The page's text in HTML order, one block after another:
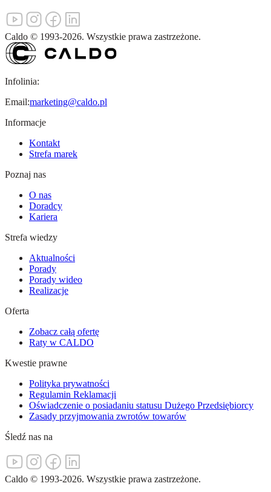
Caldo © 1993-2026. Wszystkie prawa zastrzeżone.
Infolinia:
Email:marketing@caldo.pl
Informacje
Kontakt
Strefa marek
Poznaj nas
O nas
Doradcy
Kariera
Strefa wiedzy
Aktualności
Porady
Porady wideo
Realizacje
Oferta
Zobacz całą ofertę
Raty w CALDO
Kwestie prawne
Polityka prywatności
Regulamin Reklamacji
Oświadczenie o posiadaniu statusu Dużego Przedsiębiorcy
Zasady przyjmowania zwrotów towarów
Śledź nas na
Caldo © 1993-2026. Wszystkie prawa zastrzeżone.